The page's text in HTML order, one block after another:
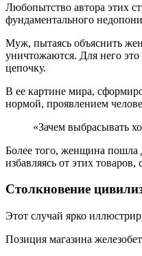
Любопытство автора этих
фундаментального
Муж, пытаясь объяснить
уничтожаются. Для него
цепочку.
В ее картине мира,
нормой, проявлением
«Зачем выбрасывать
Более того, женщина пошла
избавляясь от этих
Столкновение
Этот случай ярко
Позиция магазина